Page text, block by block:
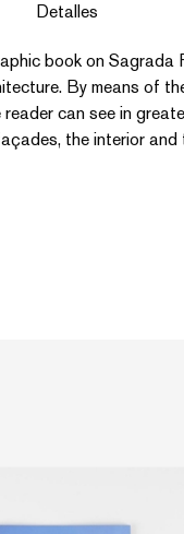
Detalles
book on Sagrada
By means of
reader can see in
the interior and